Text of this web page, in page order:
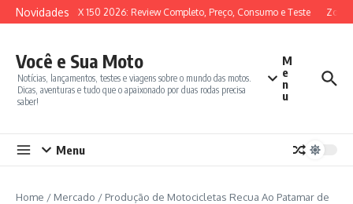
Ir para o conteúdo
Novidades
SYM ADX 150 2026: Review Completo, Preço, Consumo e Teste
Você e Sua Moto
Notícias, lançamentos, testes e viagens sobre o mundo das motos.
Dicas, aventuras e tudo que o apaixonado por duas rodas precisa
saber!
M
e
n
u
Menu
Home / Mercado / Produção de Motocicletas Recua Ao Patamar de